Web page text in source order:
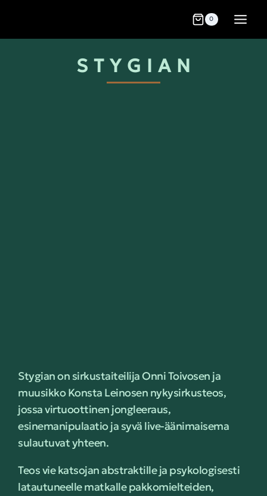
0
S T Y G I A N
Stygian on sirkustaiteilija Onni Toivosen ja
muusikko Konsta Leinosen nykysirkusteos,
jossa virtuoottinen jongleeraus,
esinemanipulaatio ja syvä live-äänimaisema
sulautuvat yhteen.
Teos vie katsojan abstraktille ja psykologisesti
latautuneelle matkalle pakkomielteiden,